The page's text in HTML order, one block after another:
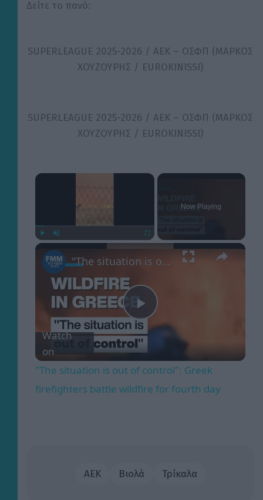
Δείτε το πανό:
SUPERLEAGUE 2025-2026 / ΑΕΚ – ΟΣΦΠ (ΜΑΡΚΟΣ
ΧΟΥΖΟΥΡΗΣ / EUROKINISSI)
SUPERLEAGUE 2025-2026 / ΑΕΚ – ΟΣΦΠ (ΜΑΡΚΟΣ
ΧΟΥΖΟΥΡΗΣ / EUROKINISSI)
×
Now Playing
×
Play
Video
"The situation is out of control": Greek firefighters battle wildfire for fourth day
Watch
on
"The situation is out of control": Greek
firefighters battle wildfire for fourth day
ΑΕΚ Βιολά Τρίκαλα